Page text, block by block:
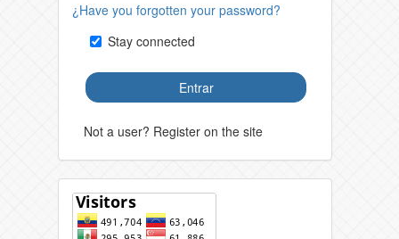
¿Have you forgotten your password?
Stay connected
Entrar
Not a user? Register on the site